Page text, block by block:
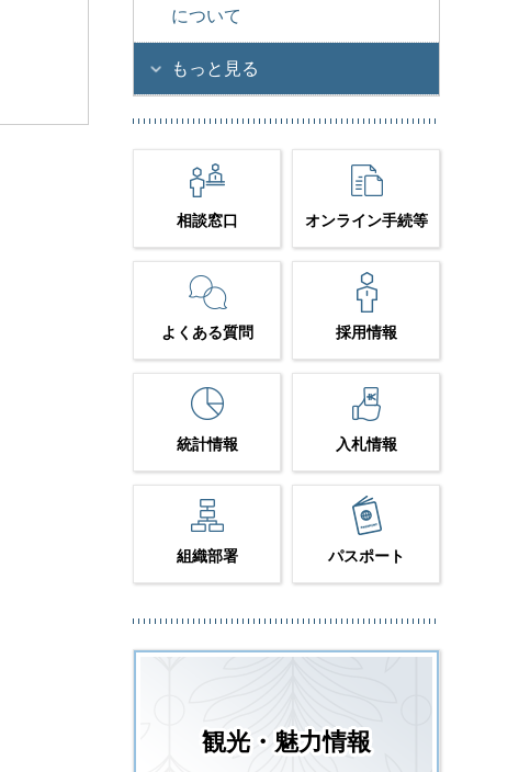
について
もっと見る
相談窓口 オンライン手続等
よくある質問 採用情報
統計情報 入札情報
組織部署 パスポート
観光・魅力情報